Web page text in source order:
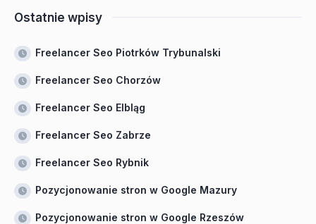
Ostatnie wpisy
Freelancer Seo Piotrków Trybunalski
Freelancer Seo Chorzów
Freelancer Seo Elbląg
Freelancer Seo Zabrze
Freelancer Seo Rybnik
Pozycjonowanie stron w Google Mazury
Pozycjonowanie stron w Google Rzeszów